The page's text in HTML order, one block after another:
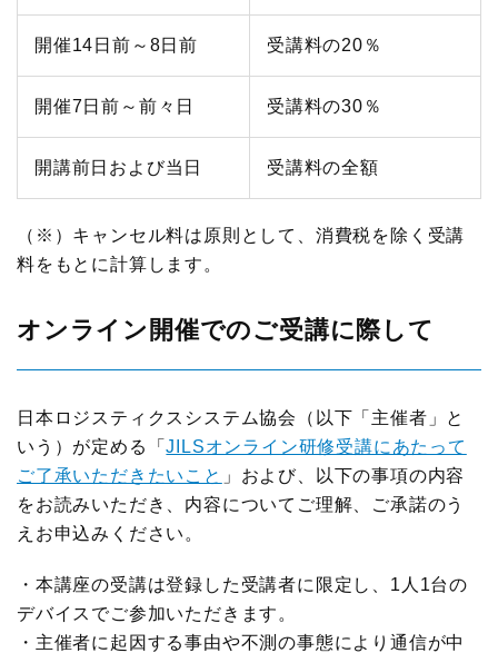
開催14日前～8日前 受講料の20％
開催7日前～前々日 受講料の30％
開講前日および当日 受講料の全額
（※）キャンセル料は原則として、消費税を除く受講
料をもとに計算します。
オンライン開催でのご受講に際して
日本ロジスティクスシステム協会（以下「主催者」と
いう）が定める「JILSオンライン研修受講にあたって
ご了承いただきたいこと 」および、以下の事項の内容
をお読みいただき、内容についてご理解、ご承諾のう
えお申込みください。
・本講座の受講は登録した受講者に限定し、1人1台の
デバイスでご参加いただきます。
・主催者に起因する事由や不測の事態により通信が中